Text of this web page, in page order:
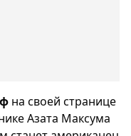
на своей странице
Азата Максума